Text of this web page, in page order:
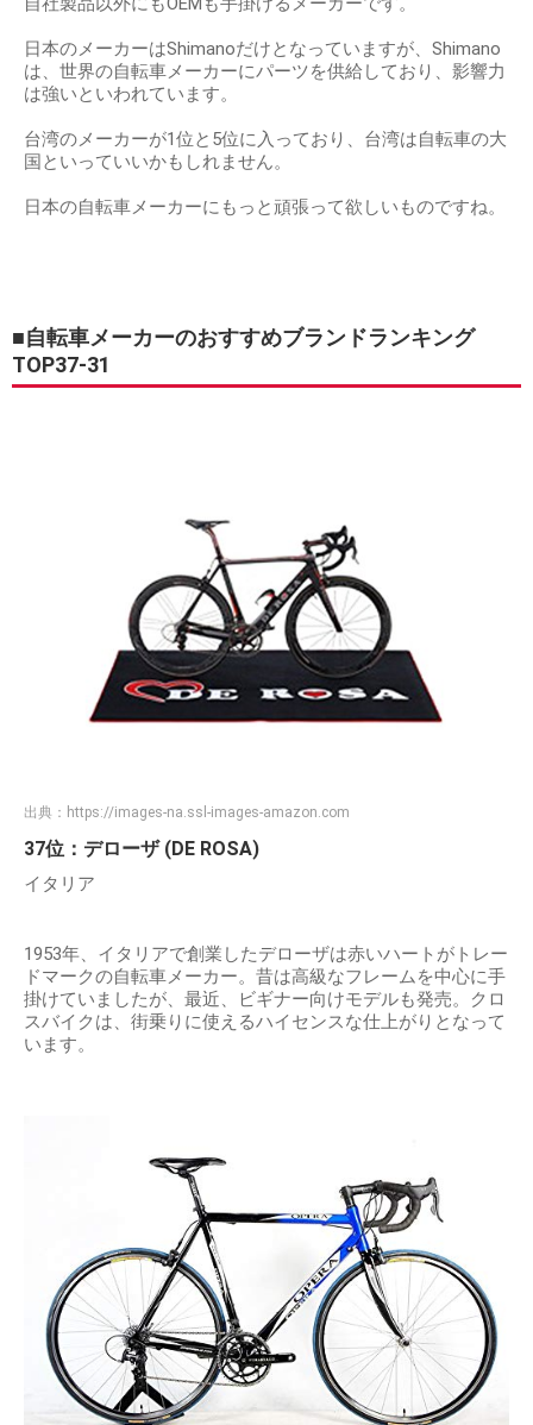
日本のメーカーはShimanoだけとなっていますが、Shimano
は、世界の自転車メーカーにパーツを供給しており、影響力
は強いといわれています。
台湾のメーカーが1位と5位に入っており、台湾は自転車の大
国といっていいかもしれません。
日本の自転車メーカーにもっと頑張って欲しいものですね。
■自転車メーカーのおすすめブランドランキング
TOP37-31
出典： https://images-na.ssl-images-amazon.com
37位：デローザ (DE ROSA)
イタリア
1953年、イタリアで創業したデローザは赤いハートがトレー
ドマークの自転車メーカー。昔は高級なフレームを中心に手
掛けていましたが、最近、ビギナー向けモデルも発売。クロ
スバイクは、街乗りに使えるハイセンスな仕上がりとなって
います。